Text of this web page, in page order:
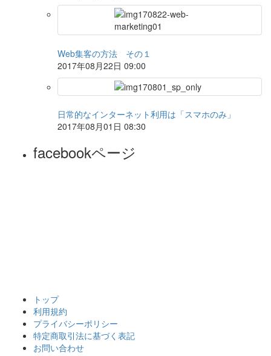
Web集客の方法 その１
2017年08月22日 09:00
日常的なインターネット利用は「スマホのみ」
2017年08月01日 08:30
facebookページ
トップ
利用規約
プライバシーポリシー
特定商取引法に基づく表記
お問い合わせ